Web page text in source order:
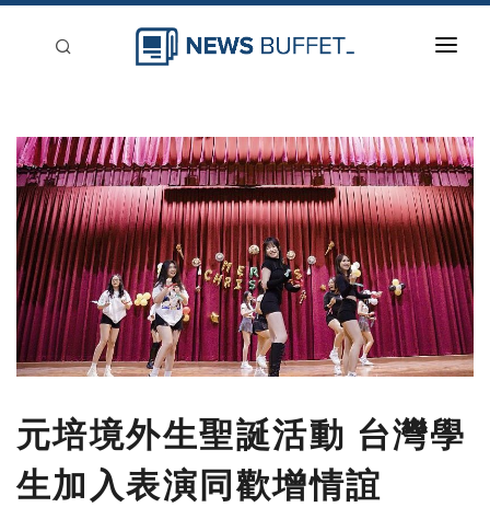
新聞稿分類
登入
刊登
元培境外生聖誕活動 台灣學
生加入表演同歡增情誼